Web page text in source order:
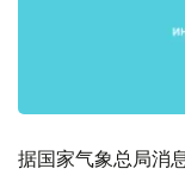
据国家气象总局消